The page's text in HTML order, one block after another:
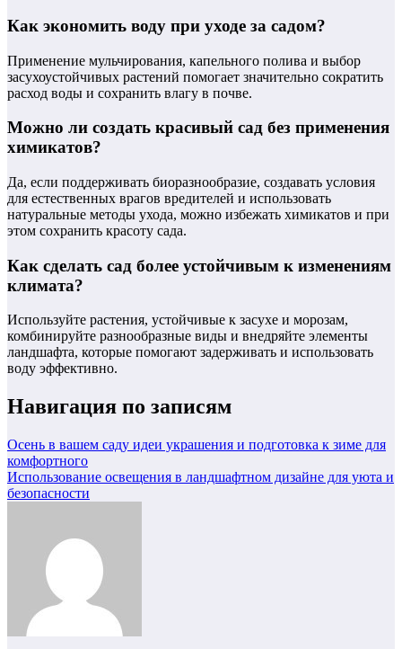
Как экономить воду при уходе за садом?
Применение мульчирования, капельного полива и выбор
засухоустойчивых растений помогает значительно сократить
расход воды и сохранить влагу в почве.
Можно ли создать красивый сад без применения
химикатов?
Да, если поддерживать биоразнообразие, создавать условия
для естественных врагов вредителей и использовать
натуральные методы ухода, можно избежать химикатов и при
этом сохранить красоту сада.
Как сделать сад более устойчивым к изменениям
климата?
Используйте растения, устойчивые к засухе и морозам,
комбинируйте разнообразные виды и внедряйте элементы
ландшафта, которые помогают задерживать и использовать
воду эффективно.
Навигация по записям
Осень в вашем саду идеи украшения и подготовка к зиме для
комфортного
Использование освещения в ландшафтном дизайне для уюта и
безопасности